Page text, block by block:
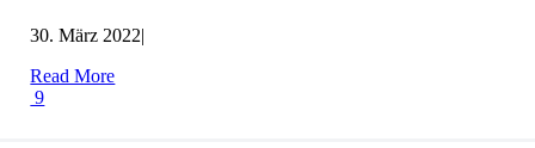
30. März 2022|
Read More
9